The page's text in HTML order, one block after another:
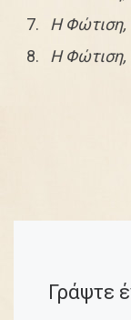
Η Φώτιση,
Η Φώτιση,
Γράψτε